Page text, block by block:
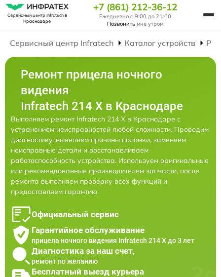
Сервисный центр Infratechв
Краснодаре
+7 (861) 212-36-12
Ежедневно с 9:00 до 21:00
Позвонить мне утром
Сервисный центр Infratech Каталог устройств
Ремонт прицела ночного
видения
Infratech 214 Х в Краснодаре
Выполняем ремонт Infratech 214 Х в Краснодаре с
устранением неисправностей любой сложности. Проводим
диагностику, выявляем причины поломки, заменяем
неисправные детали и восстанавливаем
работоспособность устройства. Используем оригинальные
или рекомендованные производителем запчасти, после
ремонта выполняем проверку всех функций и
предоставляем гарантию.
Официальный сервис
Гарантийное обслуживание
прицела ночного видения Infratech 214 Х до 3 лет
Диагностика за наш счет,
ремонт по желанию
Бесплатный выезд курьера